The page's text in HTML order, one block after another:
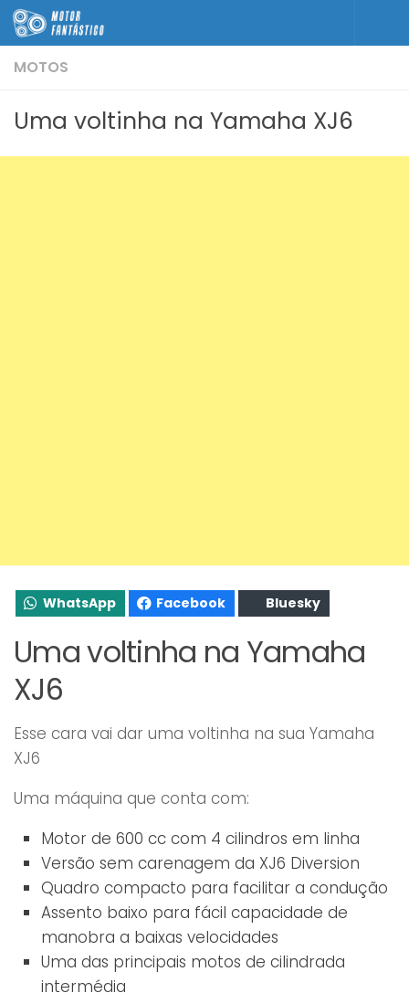
Skip to content
MOTOS
Uma voltinha na Yamaha XJ6
WhatsApp Facebook Bluesky
Uma voltinha na Yamaha
XJ6
Esse cara vai dar uma voltinha na sua Yamaha
XJ6
Uma máquina que conta com:
Motor de 600 cc com 4 cilindros em linha
Versão sem carenagem da XJ6 Diversion
Quadro compacto para facilitar a condução
Assento baixo para fácil capacidade de
manobra a baixas velocidades
Uma das principais motos de cilindrada
intermédia